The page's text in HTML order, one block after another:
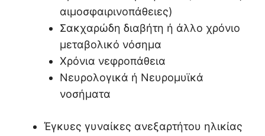
αιμοσφαιρινοπάθειες)
Σακχαρώδη διαβήτη ή άλλο χρόνιο
μεταβολικό νόσημα
Χρόνια νεφροπάθεια
Νευρολογικά ή Νευρομυϊκά
νοσήματα
Έγκυες γυναίκες ανεξαρτήτου ηλικίας